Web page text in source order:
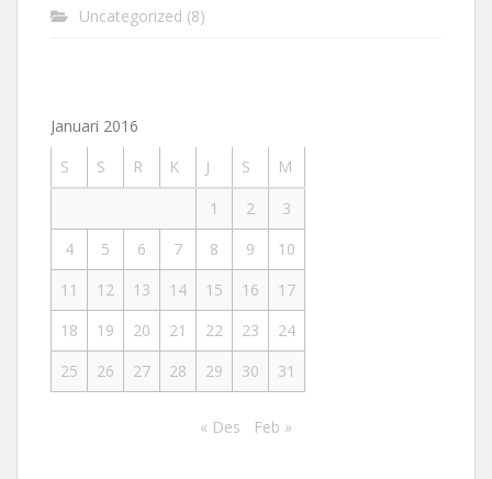
Uncategorized (8)
Januari 2016
S
S R K J S
M
1
2
3
4
5 6 7 8 9
10
11
12 13 14 15 16
17
18
19 20 21 22 23
24
25
26 27 28 29 30 31
« Des Feb »